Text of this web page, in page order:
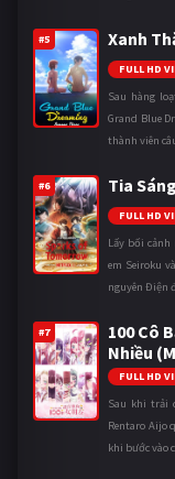
#5 Xanh
FULL HD
Sau hàng
Grand Blue
thành viên
#6 Tia
FULL HD
Lấy bối
em Seiroku
nguyên Điện
#7
100 Cô
Nhiều
FULL HD
Sau khi trải
Rentaro Aijo
khi bước vào